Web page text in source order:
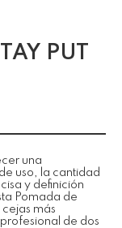
PUT
una
uso, la cantidad
y definición
Pomada de
más
de dos